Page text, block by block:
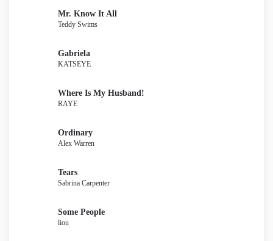
Mr. Know It All
Teddy Swims
Gabriela
KATSEYE
Where Is My Husband!
RAYE
Ordinary
Alex Warren
Tears
Sabrina Carpenter
Some People
liou